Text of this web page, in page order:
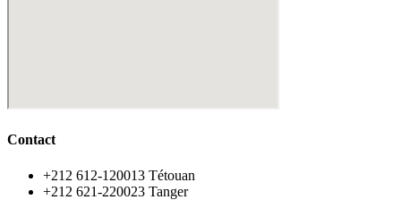
Contact
‪+212 612-120013 Tétouan
‪+212 621-220023 Tanger